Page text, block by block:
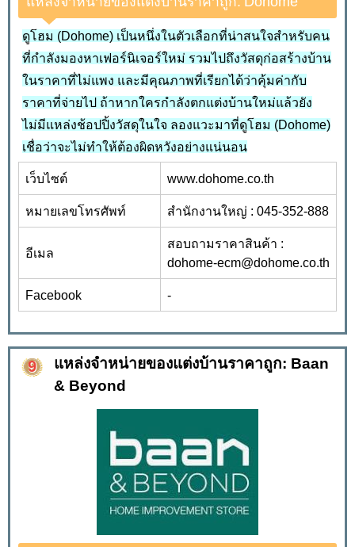
ดูโฮม (Dohome) เป็นหนึ่งในตัวเลือกที่น่าสนใจสำหรับคน
ที่กำลังมองหาเฟอร์นิเจอร์ใหม่ รวมไปถึงวัสดุก่อสร้างบ้าน
ในราคาที่ไม่แพง และมีคุณภาพที่เรียกได้ว่าคุ้มค่ากับ
ราคาที่จ่ายไป ถ้าหากใครกำลังตกแต่งบ้านใหม่แล้วยัง
ไม่มีแหล่งช้อปปิ้งวัสดุในใจ ลองแวะมาที่ดูโฮม (Dohome)
เชื่อว่าจะไม่ทำให้ต้องผิดหวังอย่างแน่นอน
เว็บไซต์ www.dohome.co.th
หมายเลขโทรศัพท์ สำนักงานใหญ่ : 045-352-888
อีเมล
สอบถามราคาสินค้า :
dohome-ecm@dohome.co.th
Facebook -
แหล่งจำหน่ายของแต่งบ้านราคาถูก: Baan
& Beyond